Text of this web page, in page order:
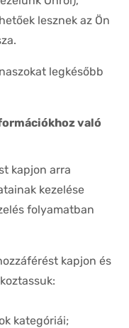
lesznek az Ön
legkésőbb
való
kapjon arra
kezelése
folyamatban
kapjon és
kategóriái;